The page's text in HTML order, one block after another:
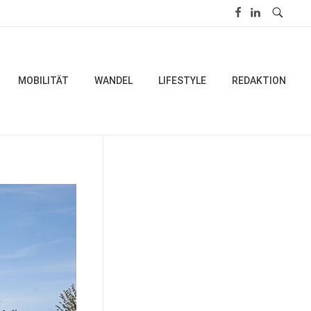
MOBILITÄT WANDEL LIFESTYLE REDAKTION